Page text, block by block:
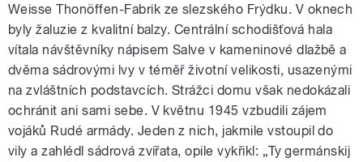
Weisse Thonöffen-Fabrik ze slezského Frýdku. V oknech
byly žaluzie z kvalitní balzy. Centrální schodišťová hala
vítala návštěvníky nápisem Salve v kameninové dlažbě a
dvěma sádrovými lvy v téměř životní velikosti, usazenými
na zvláštních podstavcích. Strážci domu však nedokázali
ochránit ani sami sebe. V květnu 1945 vzbudili zájem
vojáků Rudé armády. Jeden z nich, jakmile vstoupil do
vily a zahlédl sádrová zvířata, opile vykřikl: „Ty germánskij